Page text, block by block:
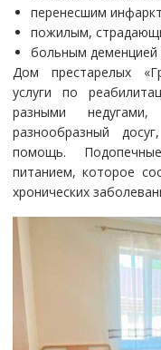
перенесшим
пожилым,
больным деменцией
Дом престарелых
услуги по
разными
разнообразный
помощь.
питанием, которое
хронических